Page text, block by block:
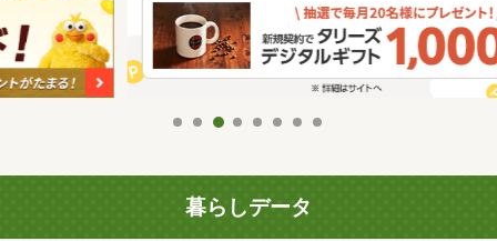
暮らしデータ